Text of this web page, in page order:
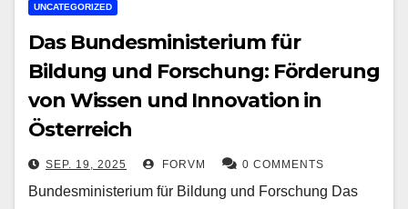
UNCATEGORIZED
Das Bundesministerium für
Bildung und Forschung: Förderung
von Wissen und Innovation in
Österreich
SEP. 19, 2025 FORVM 0 COMMENTS
Bundesministerium für Bildung und Forschung Das